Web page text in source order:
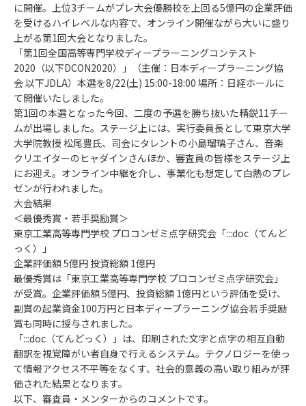
に開催。上位3チームがプレ大会優勝校を上回る5億円の企業評価
を受けるハイレベルな内容で、オンライン開催ながら大いに盛り
上がる第1回大会となりました。
「第1回全国高等専門学校ディープラーニングコンテスト
2020（以下DCON2020）」（主催：日本ディープラーニング協
会 以下JDLA）本選を8/22(土) 15:00-18:00 場所：日経ホールに
て開催いたしました。
第1回の本選となった今回、二度の予選を勝ち抜いた精鋭11チー
ムが出場しました。ステージ上には、実行委員長として東京大学
大学院教授 松尾豊氏、司会にタレントの小島瑠璃子さん、音楽
クリエイターのヒャダインさんほか、審査員の皆様をステージ上
にお迎え。オンライン中継を介し、事業化も想定して白熱のプレ
ゼンが行われました。
大会結果
＜最優秀賞・若手奨励賞＞
東京工業高等専門学校 プロコンゼミ点字研究会「:::doc（てんど
っく）」
企業評価額 5億円 投資総額 1億円
最優秀賞は「東京工業高等専門学校 プロコンゼミ点字研究会」
が受賞。企業評価額 5億円、投資総額 1億円という評価を受け、
副賞の起業資金100万円と日本ディープラーニング協会若手奨励
賞も同時に授与されました。
「:::doc（てんどっく）」は、印刷された文字と点字の相互自動
翻訳を視覚障がい者自身で行えるシステム。テクノロジーを使っ
て情報アクセス不平等をなくす、社会的意義の高い取り組みが評
価された結果となります。
以下、審査員・メンターからのコメントです。